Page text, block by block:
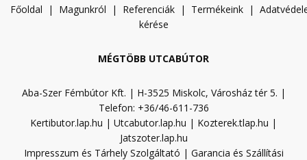
Főoldal | Magunkról | Referenciák | Termékeink | A
kérése
MÉGTÖBB UTCABÚTOR
Aba-Szer Fémbútor Kft. | H-3525 Miskolc, Városház tér 5. |
Telefon: +36/46-611-736
Kertibutor.lap.hu | Utcabutor.lap.hu | Kozterek.tlap.hu |
Jatszoter.lap.hu
Impresszum és Tárhely Szolgáltató | Garancia és Szállítási